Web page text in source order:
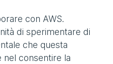
con AWS.
di sperimentare di
che questa
consentire la